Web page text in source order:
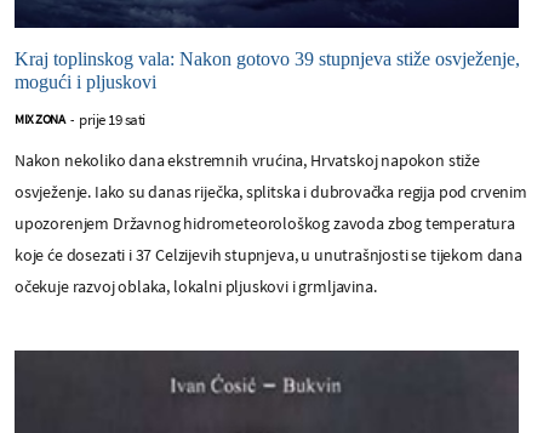
Kraj toplinskog vala: Nakon gotovo 39 stupnjeva stiže osvježenje,
mogući i pljuskovi
MIX ZONA - prije 19 sati
Nakon nekoliko dana ekstremnih vrućina, Hrvatskoj napokon stiže
osvježenje. Iako su danas riječka, splitska i dubrovačka regija pod crvenim
upozorenjem Državnog hidrometeorološkog zavoda zbog temperatura
koje će dosezati i 37 Celzijevih stupnjeva, u unutrašnjosti se tijekom dana
očekuje razvoj oblaka, lokalni pljuskovi i grmljavina.